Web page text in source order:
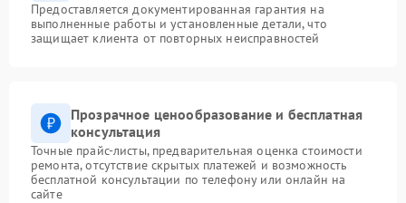
Предоставляется документированная гарантия на
выполненные работы и установленные детали, что
защищает клиента от повторных неисправностей
Прозрачное ценообразование и бесплатная
консультация
Точные прайс-листы, предварительная оценка стоимости
ремонта, отсутствие скрытых платежей и возможность
бесплатной консультации по телефону или онлайн на
сайте